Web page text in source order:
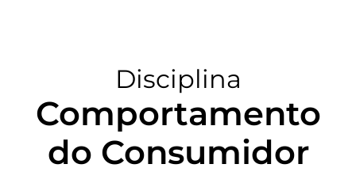
Disciplina
Comportamento
do Consumidor